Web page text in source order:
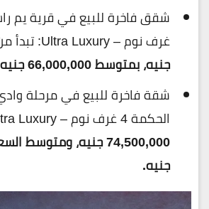
غرف نوم – Ultra Luxury: تبدأ من
جنيه، بمتوسط 66,000,000 جنيه.
شقة فاخرة للبيع في مرحلة
الحكمة 4 غرف نوم – Ultra Luxury: تبدأ من
جنيه.